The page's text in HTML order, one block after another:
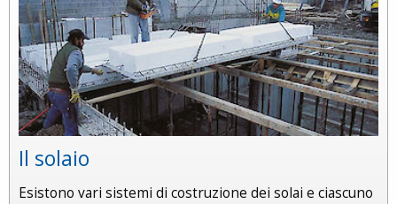
Il solaio
Esistono vari sistemi di costruzione dei solai e ciascuno